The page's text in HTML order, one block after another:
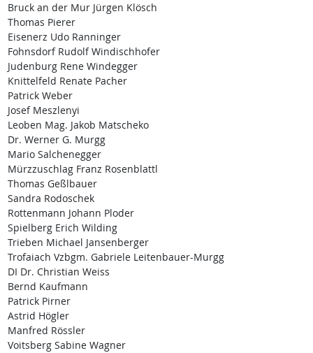
Bruck an der Mur Jürgen Klösch
Thomas Pierer
Eisenerz Udo Ranninger
Fohnsdorf Rudolf Windischhofer
Judenburg Rene Windegger
Knittelfeld Renate Pacher
Patrick Weber
Josef Meszlenyi
Leoben Mag. Jakob Matscheko
Dr. Werner G. Murgg
Mario Salchenegger
Mürzzuschlag Franz Rosenblattl
Thomas Geßlbauer
Sandra Rodoschek
Rottenmann Johann Ploder
Spielberg Erich Wilding
Trieben Michael Jansenberger
Trofaiach Vzbgm. Gabriele Leitenbauer-Murgg
DI Dr. Christian Weiss
Bernd Kaufmann
Patrick Pirner
Astrid Högler
Manfred Rössler
Voitsberg Sabine Wagner